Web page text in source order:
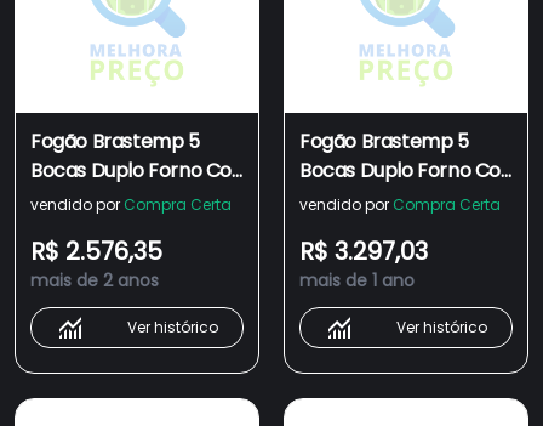
Fogão Brastemp 5
Bocas Duplo Forno Cor
Inox Com Botões
Aro Protetor -
BFD5NCRNS1_WEXCELE_CH3583456
vendido por Compra Certa
R$ 2.576,35
mais de 2 anos
Ver histórico
Fogão Brastemp 5
Bocas Duplo Forno Cor
Inox Com Botões
Aro Protetor -
BFD5NCR
vendido por Compra Certa
R$ 3.297,03
mais de 1 ano
Ver histórico